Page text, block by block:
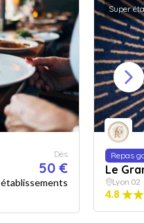
Dès
50 €
établissements
Super
Repas
Le
Lyon 02
4.8